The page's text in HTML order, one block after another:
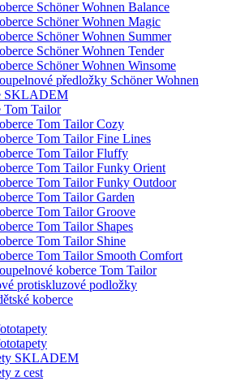
Schöner Wohnen Balance
Schöner Wohnen Magic
Schöner Wohnen Summer
Schöner Wohnen Tender
Schöner Wohnen Winsome
předložky Schöner Wohnen
SKLADEM
Tom Tailor
Tom Tailor Cozy
Tom Tailor Fine Lines
Tom Tailor Fluffy
Tom Tailor Funky Orient
Tom Tailor Funky Outdoor
Tom Tailor Garden
Tom Tailor Groove
Tom Tailor Shapes
Tom Tailor Shine
Tom Tailor Smooth Comfort
koberce Tom Tailor
protiskluzové podložky
koberce
SKLADEM
z cest